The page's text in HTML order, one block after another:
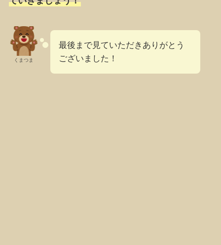
くまつま
最後まで見ていただきありがとう
ございました！